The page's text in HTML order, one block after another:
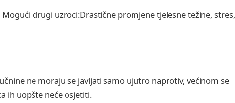
drugi uzroci:Drastične promjene tjelesne težine, stres,
ne moraju se javljati samo ujutro naprotiv, većinom se
ih uopšte neće osjetiti.